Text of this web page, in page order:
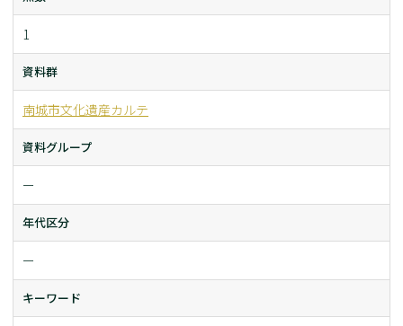
1
資料群
南城市文化遺産カルテ
資料グループ
ー
年代区分
ー
キーワード